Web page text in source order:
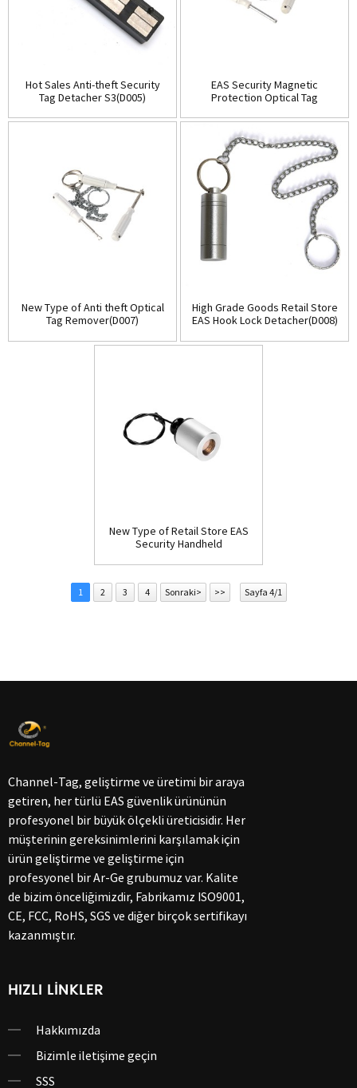
Hot Sales Anti-theft Security
Tag Detacher S3(D005)
EAS Security Magnetic
Protection Optical Tag
New Type of Anti theft Optical
Tag Remover(D007)
High Grade Goods Retail Store
EAS Hook Lock Detacher(D008)
New Type of Retail Store EAS
Security Handheld
1 2 3 4 Sonraki> >> Sayfa 4/1
Channel-Tag, geliştirme ve üretimi bir araya
getiren, her türlü EAS güvenlik ürününün
profesyonel bir büyük ölçekli üreticisidir. Her
müşterinin gereksinimlerini karşılamak için
ürün geliştirme ve geliştirme için
profesyonel bir Ar-Ge grubumuz var. Kalite
de bizim önceliğimizdir, Fabrikamız ISO9001,
CE, FCC, RoHS, SGS ve diğer birçok sertifikayı
kazanmıştır.
HIZLI LINKLER
Hakkımızda
Bizimle iletişime geçin
SSS